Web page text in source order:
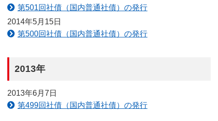
第501回社債（国内普通社債）の発行
2014年5月15日
第500回社債（国内普通社債）の発行
2013年
2013年6月7日
第499回社債（国内普通社債）の発行